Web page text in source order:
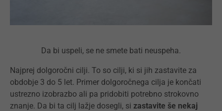
Da bi uspeli, se ne smete bati neuspeha.
Najprej dolgoročni cilji. To so cilji, ki si jih zastavite za
obdobje 3 do 5 let. Primer dolgoročnega cilja je končati
ustrezno izobrazbo ali pa pridobiti potrebno strokovno
znanje. Da bi ta cilj lažje dosegli, si zastavite še nekaj